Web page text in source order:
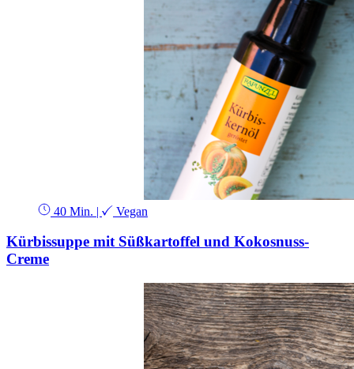
40 Min. | Vegan
Kürbissuppe mit Süßkartoffel und Kokosnuss-
Creme